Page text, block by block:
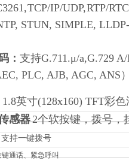
TCP/IP/UDP,RTP/
STUN, SIMPLE,
： 支持G.711.μ/a,G.729
PLC, AJB, AGC, ANS）
1.8英寸(128x160) TFT彩
感器2个软按键，拨号，
支持一键拨号
键通话、紧急呼叫